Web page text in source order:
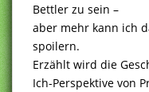
Bettler zu sein –
aber mehr kann ich
spoilern.
Erzählt wird die
Ich-Perspektive von